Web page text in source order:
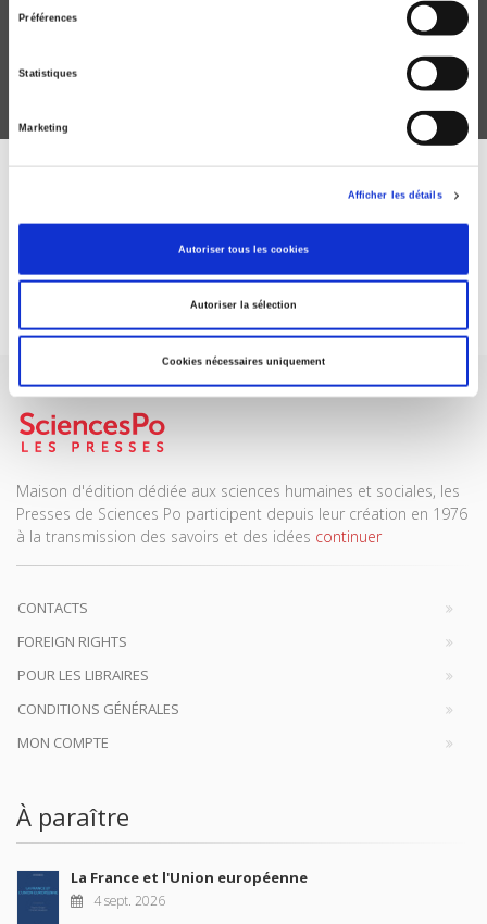
Préférences
Statistiques
Marketing
Afficher les détails
Autoriser tous les cookies
Autoriser la sélection
Cookies nécessaires uniquement
ABONNEZ-VOUS À NOS
REVUES
Je m’abonne
Maison d'édition dédiée aux sciences humaines et sociales, les
Presses de Sciences Po participent depuis leur création en 1976
à la transmission des savoirs et des idées continuer
CONTACTS
FOREIGN RIGHTS
POUR LES LIBRAIRES
CONDITIONS GÉNÉRALES
MON COMPTE
À paraître
La France et l'Union européenne
4 sept. 2026